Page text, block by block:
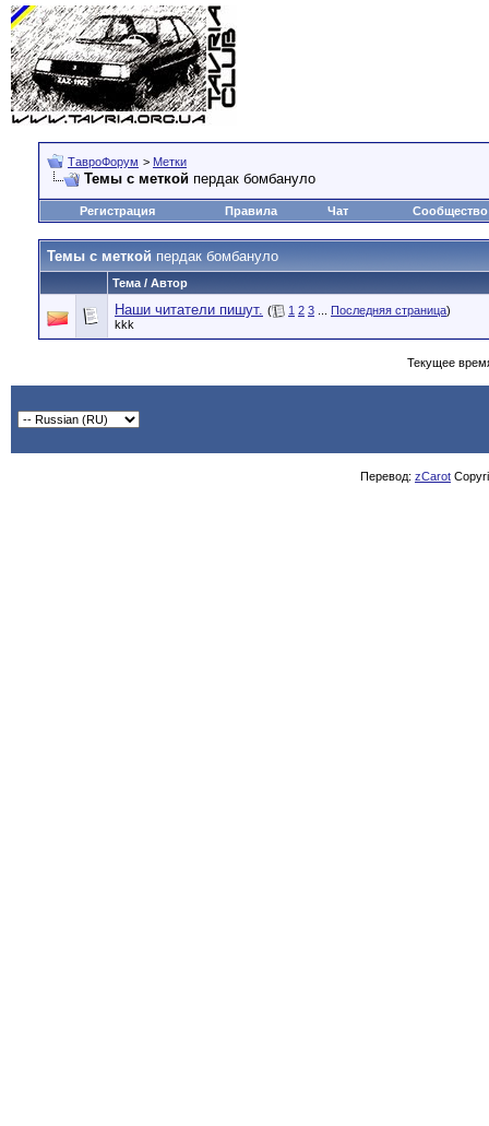
ТавроФорум > Метки
Темы с меткой пердак бомбануло
Регистрация Правила Чат Сообщество
Темы с меткой пердак бомбануло
Тема / Автор
Наши читатели пишут. ( 1 2 3 Последняя страница)
kkk
Текущее
Перевод: zCarot